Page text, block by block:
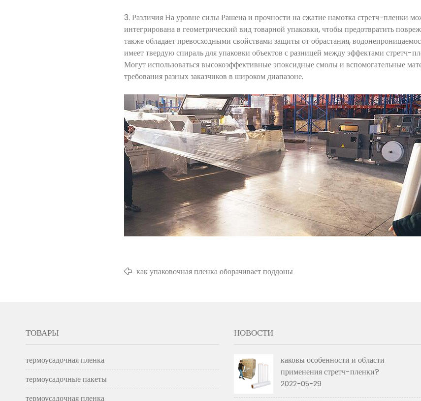
3. Различия На уровне силы Рашена и прочности на сжатие намотка стретч-пленки
интегрирована в геометрический вид товарной упаковки, чтобы предотвратить
также обладает превосходными свойствами защиты от обрастания,
имеет твердую спираль для упаковки объектов с разницей между эффектами стретч-
Могут использоваться высокоэффективные эпоксидные смолы и вспомогательные
требования разных заказчиков в широком диапазоне.
как упаковочная пленка оборачивает поддоны
ТОВАРЫ
термоусадочная пленка
термоусадочные пакеты
термоусадочная пленка
НОВОСТИ
каковы особенности и области
применения стретч-пленки?
2022-05-29